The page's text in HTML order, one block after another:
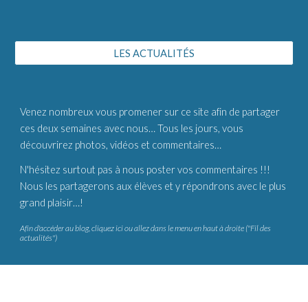
LES ACTUALITÉS
Venez nombreux vous promener sur ce site afin de partager
ces deux semaines avec nous… Tous les jours, vous
découvrirez photos, vidéos et commentaires…
N'hésitez surtout pas à nous poster vos commentaires !!!
Nous les partagerons aux élèves et y répondrons avec le plus
grand plaisir…!
Afin d'accéder au blog, cliquez ici ou allez dans le menu en haut à droite ("Fil des
actualités")